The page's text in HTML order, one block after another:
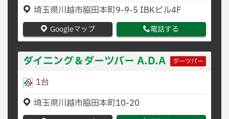
埼玉県川越市脇田本町9-9-5 IBKビル4F
Googleマップ 電話する
ダイニング＆ダーツバー A.D.A ダーツバー
1台
埼玉県川越市脇田本町10-20